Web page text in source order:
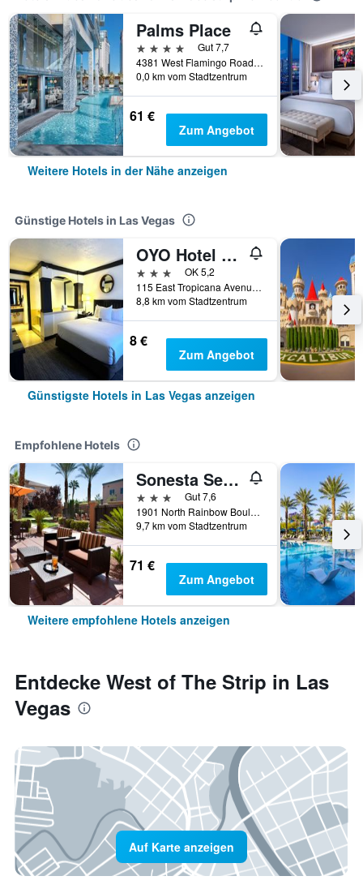
Palms Place
4 Sterne
Gut 7,7
4381 West Flamingo Road, Las Vegas, NV, USA
0,0 km vom Stadtzentrum
61 €
Zum Angebot
Weitere Hotels in der Nähe anzeigen
Günstige Hotels in Las Vegas
OYO Hotel And Casino Las Vegas
3 Sterne
OK 5,2
115 East Tropicana Avenue, Las Vegas, NV, USA
8,8 km vom Stadtzentrum
8 €
Zum Angebot
Günstigste Hotels in Las Vegas anzeigen
Empfohlene Hotels
Sonesta Select Las Vegas Summerlin
3 Sterne
Gut 7,6
1901 North Rainbow Boulevard, Las Vegas, NV, USA
9,7 km vom Stadtzentrum
71 €
Zum Angebot
Weitere empfohlene Hotels anzeigen
Entdecke West of The Strip in Las
Vegas
Auf Karte anzeigen